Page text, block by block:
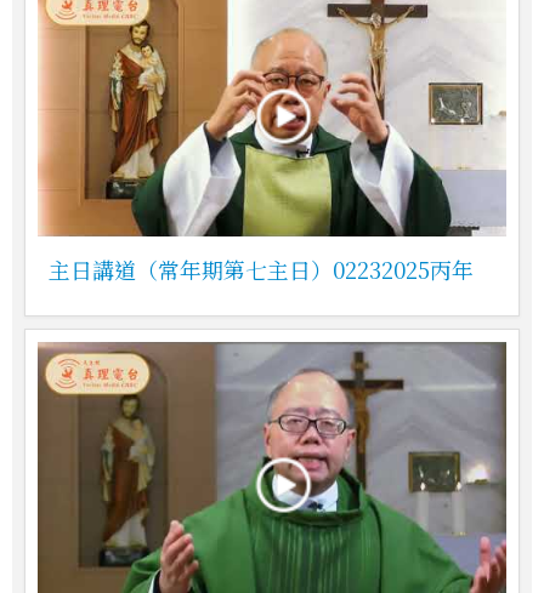
主日講道（常年期第七主日）02232025丙年